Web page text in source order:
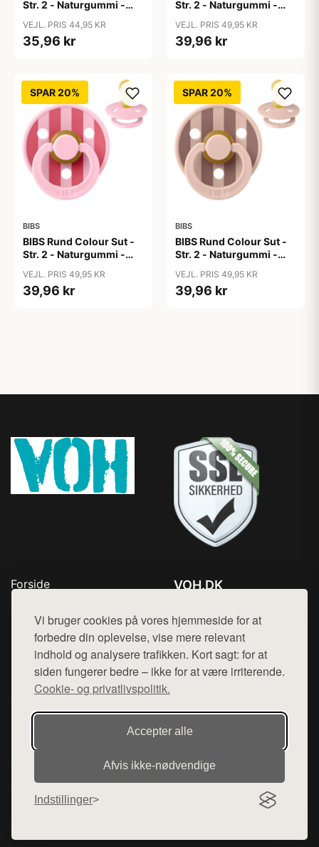
Vi bruger cookies på vores hjemmeside for at
forbedre din oplevelse, vise mere relevant
indhold og analysere trafikken. Kort sagt: for at
siden fungerer bedre – ikke for at være irriterende.
Cookie- og privatlivspolitik.
Accepter alle
Afvis ikke‑nødvendige
Indstillinger
Str. 2 - Naturgummi -
VEJL. PRIS 44,95 KR
35,96 kr
Str. 2 - Naturgummi -
Blue/Dusty Blue
VEJL. PRIS 49,95 KR
39,96 kr
SPAR 20%
BIBS
BIBS Rund Colour Sut -
Str. 2 - Naturgummi -
Pink/Coral
VEJL. PRIS 49,95 KR
39,96 kr
SPAR 20%
BIBS
BIBS Rund Colour Sut -
Str. 2 - Naturgummi -
Blush/Woodchuck
VEJL. PRIS 49,95 KR
39,96 kr
Forside
Top Rabatter
Kontakt
VOH.DK
Mail: hej@want.dk
Cookie- og privatlivspolitik
Denne side er en del af want.dk, der udgiver en række
hjemmesider med præsentation af forskellige produkter fra
diverse webshops. Der sælges ikke varer fra denne side - vi
henviser til de shops, som sælger varen. Vi har heller ikke
varerne på lager.